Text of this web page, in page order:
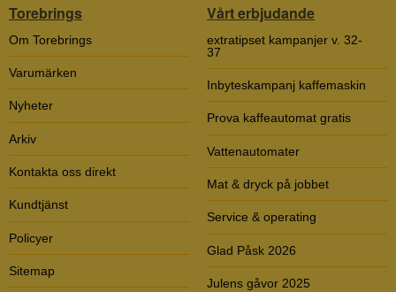
Torebrings
Om Torebrings
Varumärken
Nyheter
Arkiv
Kontakta oss direkt
Kundtjänst
Policyer
Sitemap
Vårt erbjudande
extratipset kampanjer v. 32-
37
Inbyteskampanj kaffemaskin
Prova kaffeautomat gratis
Vattenautomater
Mat & dryck på jobbet
Service & operating
Glad Påsk 2026
Julens gåvor 2025